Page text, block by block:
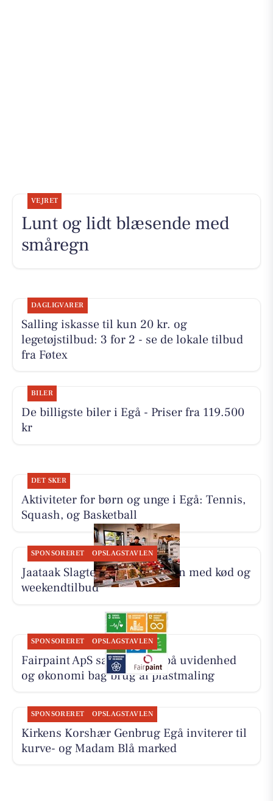
VEJRET
Lunt og lidt blæsende med
småregn
DAGLIGVARER
Salling iskasse til kun 20 kr. og
legetøjstilbud: 3 for 2 - se de lokale tilbud
fra Føtex
BILER
De billigste biler i Egå - Priser fra 119.500
kr
DET SKER
Aktiviteter for børn og unge i Egå: Tennis,
Squash, og Basketball
SPONSORERET OPSLAGSTAVLEN
Jaataak Slagteren fylder disken med kød og
weekendtilbud
SPONSORERET OPSLAGSTAVLEN
Fairpaint ApS sætter fokus på uvidenhed
og økonomi bag brug af plastmaling
SPONSORERET OPSLAGSTAVLEN
Kirkens Korshær Genbrug Egå inviterer til
kurve- og Madam Blå marked